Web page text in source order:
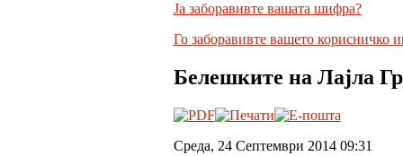
Ја заборавивте вашата шифра?
Го заборавивте вашето корисничко
Белешките на Лајла
Среда, 24 Септември 2014 09:31